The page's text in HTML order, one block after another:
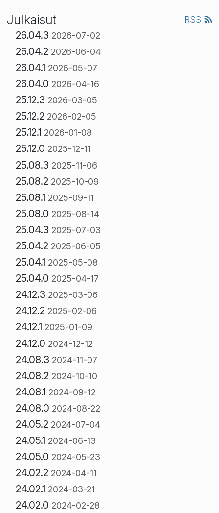
Julkaisut RSS
26.04.3 2026-07-02
26.04.2 2026-06-04
26.04.1 2026-05-07
26.04.0 2026-04-16
25.12.3 2026-03-05
25.12.2 2026-02-05
25.12.1 2026-01-08
25.12.0 2025-12-11
25.08.3 2025-11-06
25.08.2 2025-10-09
25.08.1 2025-09-11
25.08.0 2025-08-14
25.04.3 2025-07-03
25.04.2 2025-06-05
25.04.1 2025-05-08
25.04.0 2025-04-17
24.12.3 2025-03-06
24.12.2 2025-02-06
24.12.1 2025-01-09
24.12.0 2024-12-12
24.08.3 2024-11-07
24.08.2 2024-10-10
24.08.1 2024-09-12
24.08.0 2024-08-22
24.05.2 2024-07-04
24.05.1 2024-06-13
24.05.0 2024-05-23
24.02.2 2024-04-11
24.02.1 2024-03-21
24.02.0 2024-02-28